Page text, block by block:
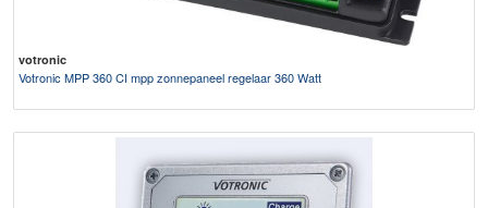
votronic
Votronic MPP 360 CI mpp zonnepaneel regelaar 360 Watt